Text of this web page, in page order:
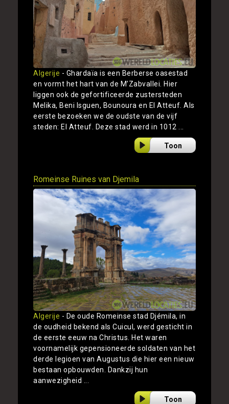
Algerije - Ghardaïa is een Berberse oasestad
en vormt het hart van de M’Zabvallei. Hier
liggen ook de gefortificeerde zustersteden
Melika, Beni Isguen, Bounoura en El Atteuf. Als
eerste bezoeken we de oudste van de vijf
steden: El Atteuf. Deze stad werd in 1012 ...
Toon
Romeinse Ruines van Djemila
Algerije - De oude Romeinse stad Djémila, in
de oudheid bekend als Cuicul, werd gesticht in
de eerste eeuw na Christus. Het waren
voornamelijk gepensioneerde soldaten van het
derde legioen van Augustus die hier een nieuw
bestaan opbouwden. Dankzij hun
aanwezigheid ...
Toon